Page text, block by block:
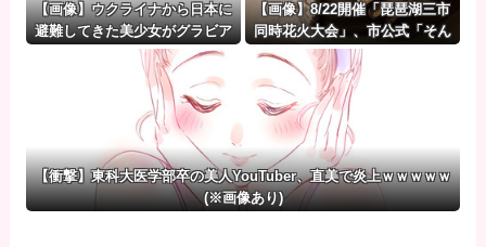
【画像】ウクライナから日本に
避難してきた美少女がグラビア
デビューwwwwwwwww
【画像】8/22開催「琵琶湖三市
同時花火大会」、市公式「そん
な花火大会は存在しない」→ S
NS阿鼻叫喚・・・
【衝撃】東科大医学部卒の美人YouTuber、直美で炎上ｗｗｗｗｗ
(※画像あり)